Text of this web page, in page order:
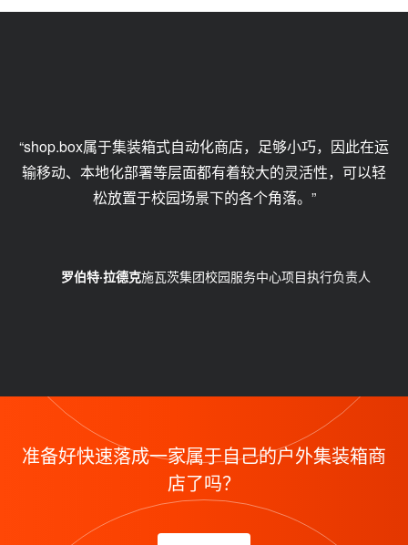
“shop.box属于集装箱式自动化商店，足够小巧，因此在运
输移动、本地化部署等层面都有着较大的灵活性，可以轻
松放置于校园场景下的各个角落。”
罗伯特·拉德克施瓦茨集团校园服务中心项目执行负责人
准备好快速落成一家属于自己的户外集装箱商
店了吗？